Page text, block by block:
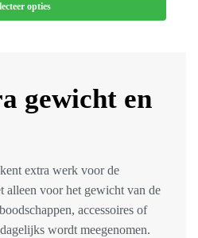
opties
gewicht en
extra werk voor de
alleen voor het gewicht van de
accessoires of
wordt meegenomen.